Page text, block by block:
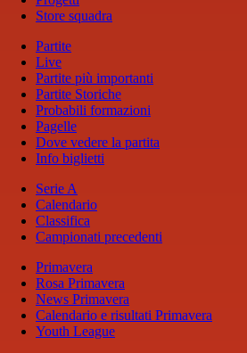
Store squadra
Partite
Live
Partite più importanti
Partite Storiche
Probabili formazioni
Pagelle
Dove vedere la partita
Info biglietti
Serie A
Calendario
Classifica
Campionati precedenti
Primavera
Rosa Primavera
News Primavera
Calendario e risultati Primavera
Youth League